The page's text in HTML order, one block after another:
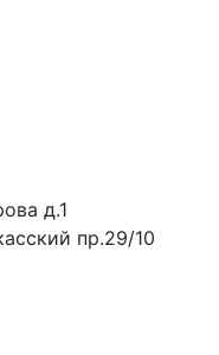
д.1
пр.29/10